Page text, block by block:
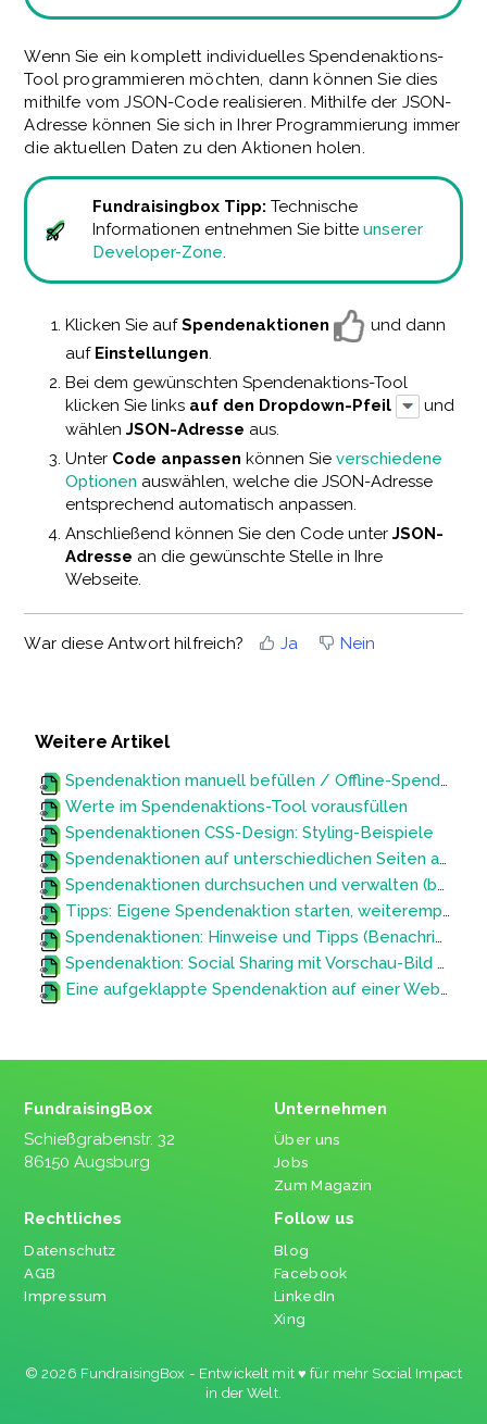
Wenn Sie ein komplett individuelles Spendenaktions-
Tool programmieren möchten, dann können Sie dies
mithilfe vom JSON-Code realisieren. Mithilfe der JSON-
Adresse können Sie sich in Ihrer Programmierung immer
die aktuellen Daten zu den Aktionen holen.
Fundraisingbox Tipp:Technische
Informationen entnehmen Sie bitteunserer
Developer-Zone.
Klicken Sie aufSpendenaktionen
und dann
auf Einstellungen.
Bei dem gewünschten Spendenaktions-Tool
klicken Sie links auf den Dropdown-Pfeil
und
wählen JSON-Adresse aus.
Unter Code anpassen können Sie verschiedene
Optionen auswählen, welche die JSON-Adresse
entsprechend automatisch anpassen.
Anschließend können Sie den Code unter JSON-
Adresse an die gewünschte Stelle in Ihre
Webseite.
War diese Antwort hilfreich? Ja Nein
Weitere Artikel
Spendenaktion manuell befüllen / Offline-Spenden hinzufügen
Werte im Spendenaktions-Tool vorausfüllen
Spendenaktionen CSS-Design: Styling-Beispiele
Spendenaktionen auf unterschiedlichen Seiten anteasern
Spendenaktionen durchsuchen und verwalten (bearbeiten, favorisieren, sperren, löschen)
Tipps: Eigene Spendenaktion starten, weiterempfehlen und bearbeiten
Spendenaktionen: Hinweise und Tipps (Benachrichtigungen, Dauerspenden, etc.)
Spendenaktion: Social Sharing mit Vorschau-Bild der Aktion auf z.B. Facebook
Eine aufgeklappte Spendenaktion auf einer Website darstellen
FundraisingBox
Schießgrabenstr. 32
86150 Augsburg
Unternehmen
Über uns
Jobs
Zum Magazin
Rechtliches
Datenschutz
AGB
Impressum
Follow us
Blog
Facebook
LinkedIn
Xing
© 2026 FundraisingBox - Entwickelt mit ♥ für mehr Social Impact
in der Welt.